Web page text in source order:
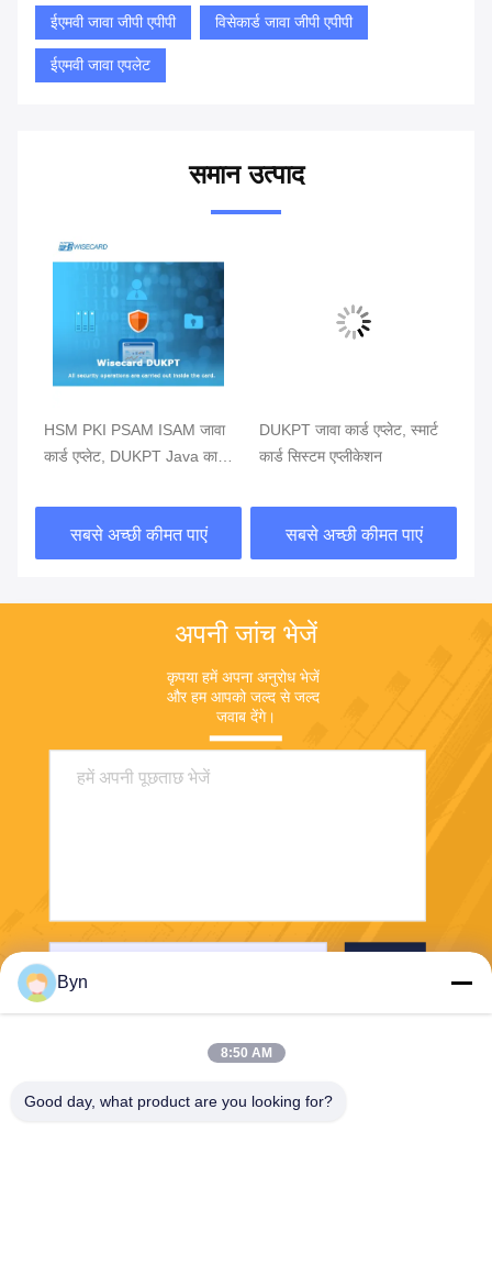
ईएमवी जावा जीपी एपीपी विसेकार्ड जावा जीपी एपीपी
ईएमवी जावा एपलेट
समान उत्पाद
HSM PKI PSAM ISAM जावा
कार्ड एप्लेट, DUKPT Java कार्ड
सबसे अच्छी कीमत पाएं
DUKPT जावा कार्ड एप्लेट, स्मार्ट
कार्ड सिस्टम एप्लीकेशन
सबसे अच्छी कीमत पाएं
अपनी जांच भेजें
कृपया हमें अपना अनुरोध भेजें
और हम आपको जल्द से जल्द
जवाब देंगे।
Byn
8:50 AM
Good day, what product are you looking for?